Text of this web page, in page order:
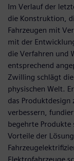
Im Verlauf der
die Konstruktion,
Fahrzeugen mit
mit der
die Verfahren und
entsprechend
Zwilling schlägt
physischen Welt.
das
verbessern,
begehrte
Vorteile der